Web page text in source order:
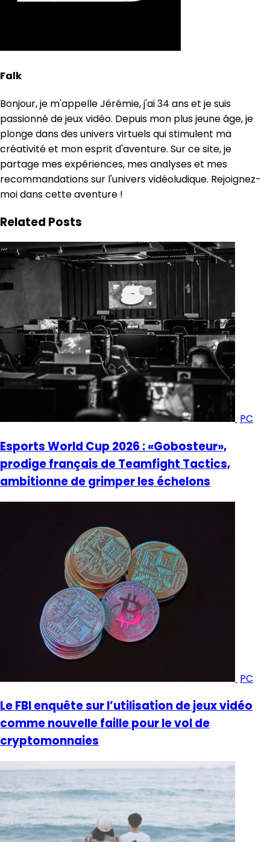
Falk
Bonjour, je m'appelle Jérémie, j'ai 34 ans et je suis
passionné de jeux vidéo. Depuis mon plus jeune âge, je
plonge dans des univers virtuels qui stimulent ma
créativité et mon esprit d'aventure. Sur ce site, je
partage mes expériences, mes analyses et mes
recommandations sur l'univers vidéoludique. Rejoignez-
moi dans cette aventure !
Related Posts
PC
Esports World Cup 2026 : «Gobosteur»,
prodige français de Teamfight Tactics,
ambitionne de grimper les échelons
PC
Le FBI enquête sur l’utilisation de jeux vidéo
comme nouvelle faille pour le vol de
cryptomonnaies